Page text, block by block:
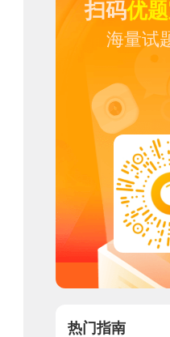
扫码优
海量试
热门指南